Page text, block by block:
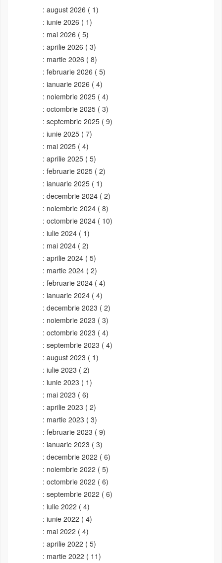
august 2026 ( 1)
iunie 2026 ( 1)
mai 2026 ( 5)
aprilie 2026 ( 3)
martie 2026 ( 8)
februarie 2026 ( 5)
ianuarie 2026 ( 4)
noiembrie 2025 ( 4)
octombrie 2025 ( 3)
septembrie 2025 ( 9)
iunie 2025 ( 7)
mai 2025 ( 4)
aprilie 2025 ( 5)
februarie 2025 ( 2)
ianuarie 2025 ( 1)
decembrie 2024 ( 2)
noiembrie 2024 ( 8)
octombrie 2024 ( 10)
iulie 2024 ( 1)
mai 2024 ( 2)
aprilie 2024 ( 5)
martie 2024 ( 2)
februarie 2024 ( 4)
ianuarie 2024 ( 4)
decembrie 2023 ( 2)
noiembrie 2023 ( 3)
octombrie 2023 ( 4)
septembrie 2023 ( 4)
august 2023 ( 1)
iulie 2023 ( 2)
iunie 2023 ( 1)
mai 2023 ( 6)
aprilie 2023 ( 2)
martie 2023 ( 3)
februarie 2023 ( 9)
ianuarie 2023 ( 3)
decembrie 2022 ( 6)
noiembrie 2022 ( 5)
octombrie 2022 ( 6)
septembrie 2022 ( 6)
iulie 2022 ( 4)
iunie 2022 ( 4)
mai 2022 ( 4)
aprilie 2022 ( 5)
martie 2022 ( 11)